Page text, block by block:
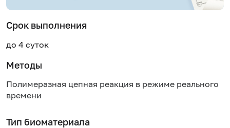
Срок выполнения
до 4 суток
Методы
Полимеразная цепная реакция в режиме реального
времени
Тип биоматериала